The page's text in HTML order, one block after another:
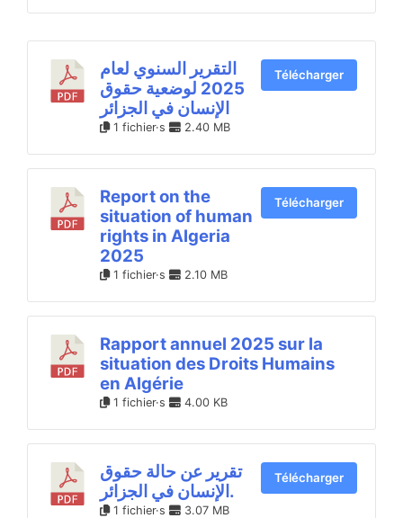
التقرير السنوي لعام
2025 لوضعية حقوق
الإنسان في الجزائر
1 fichier·s 2.40 MB
Télécharger
Report on the
situation of human
rights in Algeria
2025
1 fichier·s 2.10 MB
Télécharger
Rapport annuel 2025 sur la
situation des Droits Humains
en Algérie
1 fichier·s 4.00 KB
تقرير عن حالة حقوق
الإنسان في الجزائر.
1 fichier·s 3.07 MB
Télécharger